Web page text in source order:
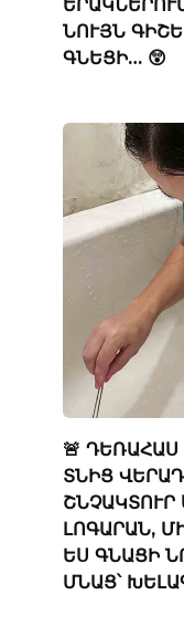
ՆՈՒՅՆ
ԳՆԵՑԻ… 😲
🚨 ԴԵՌԱՀԱՍ
ՏՆԻՑ
ՇՆՉԱԿՏՈՒՐ
ԼՈԳԱՐԱՆ,
ԵՍ ԳՆԱՑԻ
ՄՆԱՑ՝